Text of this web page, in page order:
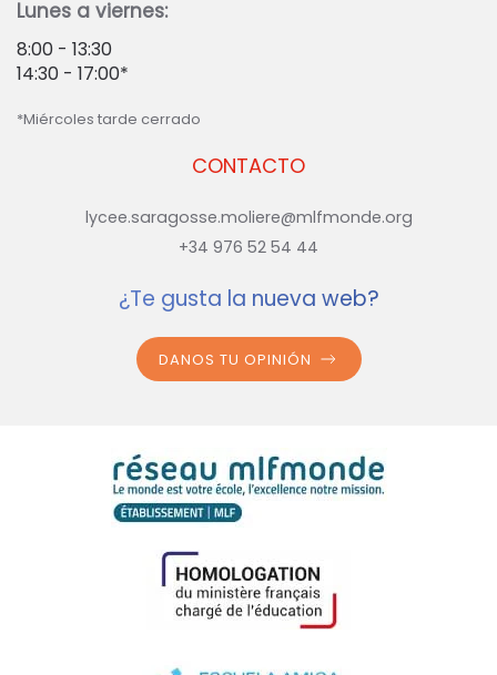
CONTACTO
lycee.saragosse.moliere@mlfmonde.org
+34 976 52 54 44
Lunes a viernes:
8:00 - 13:30
14:30 - 17:00*
*Miércoles tarde cerrado
¿Te gusta la nueva web?
DANOS TU OPINIÓN